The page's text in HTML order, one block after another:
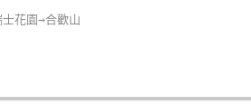
花園→合歡山